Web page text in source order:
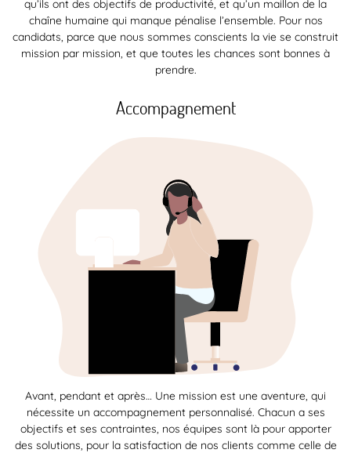
qu’ils ont des objectifs de productivité, et qu’un maillon de la
chaîne humaine qui manque pénalise l’ensemble. Pour nos
candidats, parce que nous sommes conscients la vie se construit
mission par mission, et que toutes les chances sont bonnes à
prendre.
Accompagnement
Avant, pendant et après… Une mission est une aventure, qui
nécessite un accompagnement personnalisé. Chacun a ses
objectifs et ses contraintes, nos équipes sont là pour apporter
des solutions, pour la satisfaction de nos clients comme celle de